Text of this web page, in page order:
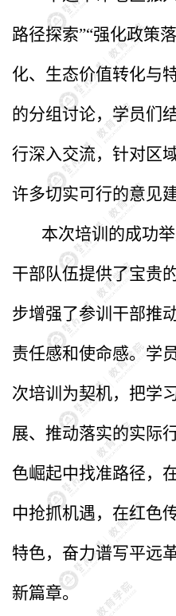
路径探索”“强化政
化、生态价值转化与
的分组讨论，学员们
行深入交流，针对区
许多切实可行的意见
本次培训的成功
干部队伍提供了宝贵
步增强了参训干部推
责任感和使命感。学
次培训为契机，把学
展、推动落实的实际
色崛起中找准路径，
中抢抓机遇，在红色
特色，奋力谱写平远
新篇章。